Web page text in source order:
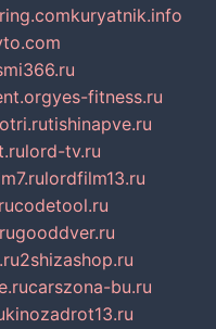
kuryatnik.info
yes-fitness.ru
tishinapve.ru
lord-tv.ru
lordfilm13.ru
codetool.ru
gooddver.ru
2shizashop.ru
carszona-bu.ru
kinozadrot13.ru